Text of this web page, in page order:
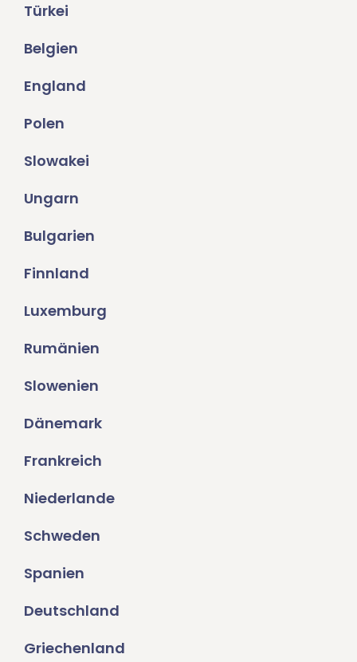
Türkei
Belgien
England
Polen
Slowakei
Ungarn
Bulgarien
Finnland
Luxemburg
Rumänien
Slowenien
Dänemark
Frankreich
Niederlande
Schweden
Spanien
Deutschland
Griechenland